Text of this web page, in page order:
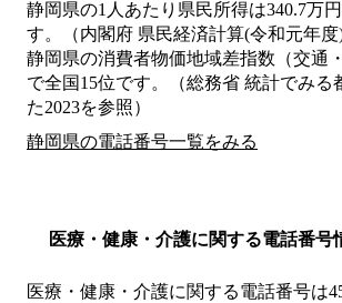
静岡県の1人あたり県民所得は340.7万
す。（内閣府 県民経済計算(令和元年度)
静岡県の消費者物価地域差指数（交通
で全国15位です。（総務省 統計でみる
た2023を参照）
静岡県の電話番号一覧をみる
医療・健康・介護に関する電話番号
医療・健康・介護に関する電話番号は